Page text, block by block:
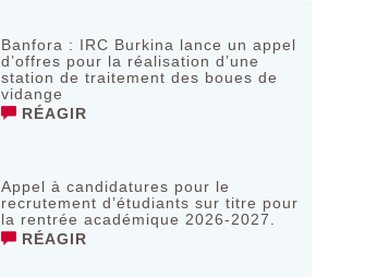
Banfora : IRC Burkina lance un appel
d’offres pour la réalisation d’une
station de traitement des boues de
vidange
RÉAGIR
Appel à candidatures pour le
recrutement d’étudiants sur titre pour
la rentrée académique 2026-2027.
RÉAGIR